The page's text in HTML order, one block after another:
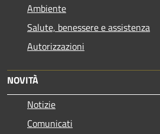
Ambiente
Salute, benessere e assistenza
Autorizzazioni
NOVITÀ
Notizie
Comunicati